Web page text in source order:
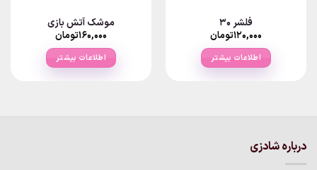
فلشر ۳۰
۱۲۰,۰۰۰تومان
اطلاعات بیشتر
موشک آتش بازی
۱۶۰,۰۰۰تومان
اطلاعات بیشتر
درباره شادزی